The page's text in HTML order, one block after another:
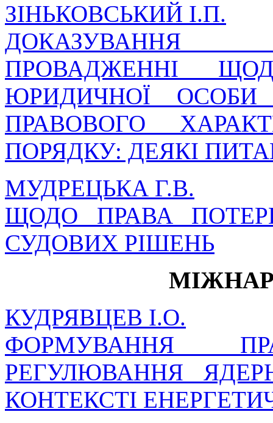
ЗІНЬКОВСЬКИЙ І.П.
ДОКАЗУВАННЯ
ПРОВАДЖЕННІ
ЮРИДИЧНОЇ ОСОБИ
ПРАВОВОГО
ПОРЯДКУ: ДЕЯКІ
МУДРЕЦЬКА Г.В.
ЩОДО ПРАВА
СУДОВИХ РІШЕНЬ
КУДРЯВЦЕВ І.О.
ФОРМУВАННЯ
РЕГУЛЮВАННЯ
КОНТЕКСТІ